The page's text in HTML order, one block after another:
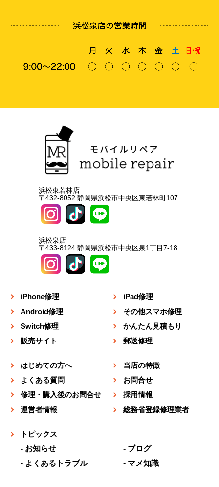
浜松東若林店
〒432-8052 静岡県浜松市中央区東若林町107
浜松泉店
〒433-8124 静岡県浜松市中央区泉1丁目7-18
iPhone修理
iPad修理
Android修理
その他スマホ修理
Switch修理
かんたん見積もり
販売サイト
郵送修理
はじめての方へ
当店の特徴
よくある質問
お問合せ
修理・購入後のお問合せ
採用情報
運営者情報
総務省登録修理業者
トピックス
お知らせ
ブログ
よくあるトラブル
マメ知識